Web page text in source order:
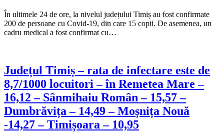
În ultimele 24 de ore, la nivelul județului Timiș au fost confirmate
200 de persoane cu Covid-19, din care 15 copii. De asemenea, un
cadru medical a fost confirmat cu…
Județul Timiș – rata de infectare este de
8,7/1000 locuitori – în Remetea Mare –
16,12 – Sânmihaiu Român – 15,57 –
Dumbrăvița – 14,49 – Moșnița Nouă
-14,27 – Timișoara – 10,95